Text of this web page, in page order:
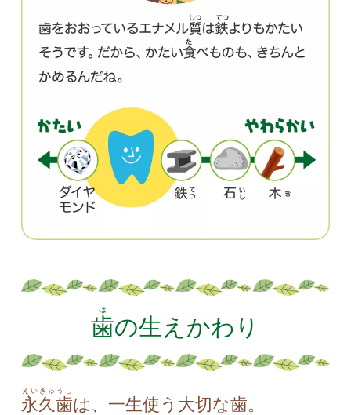
歯
は
の生えかわり
永久歯
えいきゅうし
は、一生使う大切な歯。